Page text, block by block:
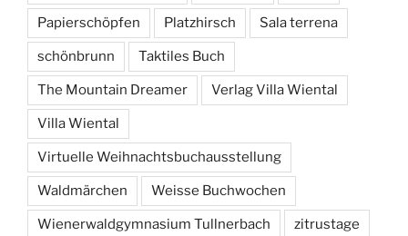
Papierschöpfen Platzhirsch Sala terrena
schönbrunn Taktiles Buch
The Mountain Dreamer Verlag Villa Wiental
Villa Wiental
Virtuelle Weihnachtsbuchausstellung
Waldmärchen Weisse Buchwochen
Wienerwaldgymnasium Tullnerbach zitrustage